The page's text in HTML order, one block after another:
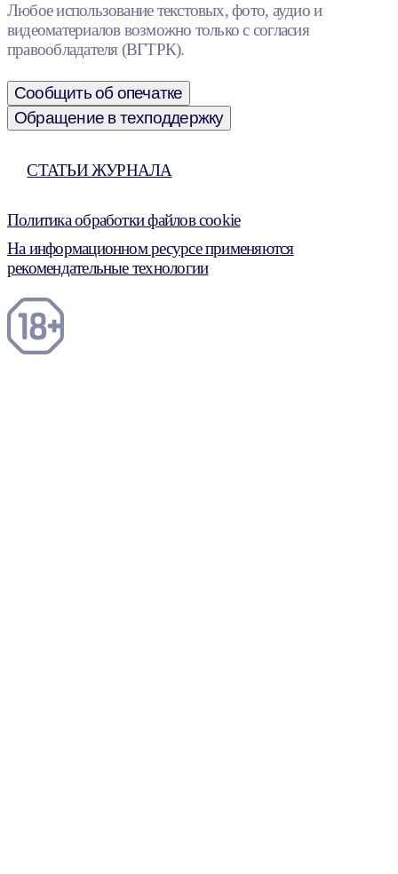
Любое использование текстовых, фото, аудио и
видеоматериалов возможно только с согласия
правообладателя (ВГТРК).
Сообщить об опечатке
Обращение в техподдержку
СТАТЬИ ЖУРНАЛА
Политика обработки файлов cookie
На информационном ресурсе применяются
рекомендательные технологии